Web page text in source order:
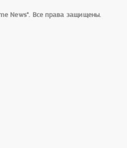
News". Все права защищены.